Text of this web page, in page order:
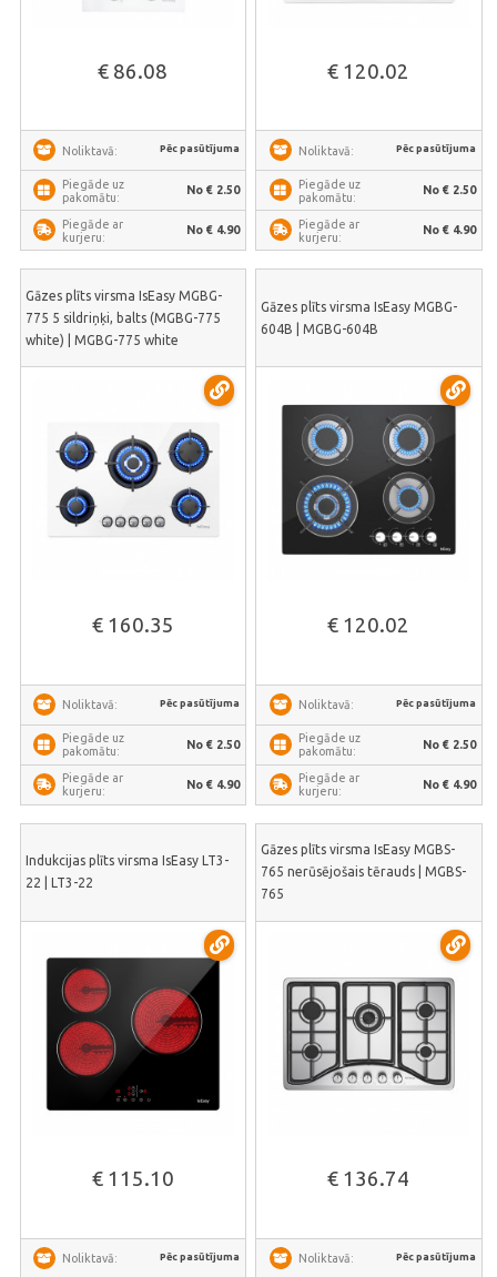
€ 86.08
Noliktavā: Pēc pasūtījuma
Piegāde uz
pakomātu:
No € 2.50
Piegāde ar
kurjeru:
No € 4.90
€ 120.02
Noliktavā: Pēc pasūtījuma
Piegāde uz
pakomātu:
No € 2.50
Piegāde ar
kurjeru:
No € 4.90
Gāzes plīts virsma IsEasy MGBG-
775 5 sildriņķi, balts (MGBG-775
white) | MGBG-775 white
€ 160.35
Noliktavā: Pēc pasūtījuma
Piegāde uz
pakomātu:
No € 2.50
Piegāde ar
kurjeru:
No € 4.90
Gāzes plīts virsma IsEasy MGBG-
604B | MGBG-604B
€ 120.02
Noliktavā: Pēc pasūtījuma
Piegāde uz
pakomātu:
No € 2.50
Piegāde ar
kurjeru:
No € 4.90
Indukcijas plīts virsma IsEasy LT3-
22 | LT3-22
€ 115.10
Noliktavā: Pēc pasūtījuma
Gāzes plīts virsma IsEasy MGBS-
765 nerūsējošais tērauds | MGBS-
765
€ 136.74
Noliktavā: Pēc pasūtījuma